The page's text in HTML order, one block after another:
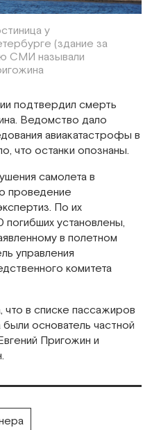
у
(здание за
СМИ называли
подтвердил смерть
Ведомство дало
авиакатастрофы в
что останки опознаны.
самолета в
проведение
По их
погибших установлены,
в полетном
управления
комитета
в списке пассажиров
основатель частной
Пригожин и